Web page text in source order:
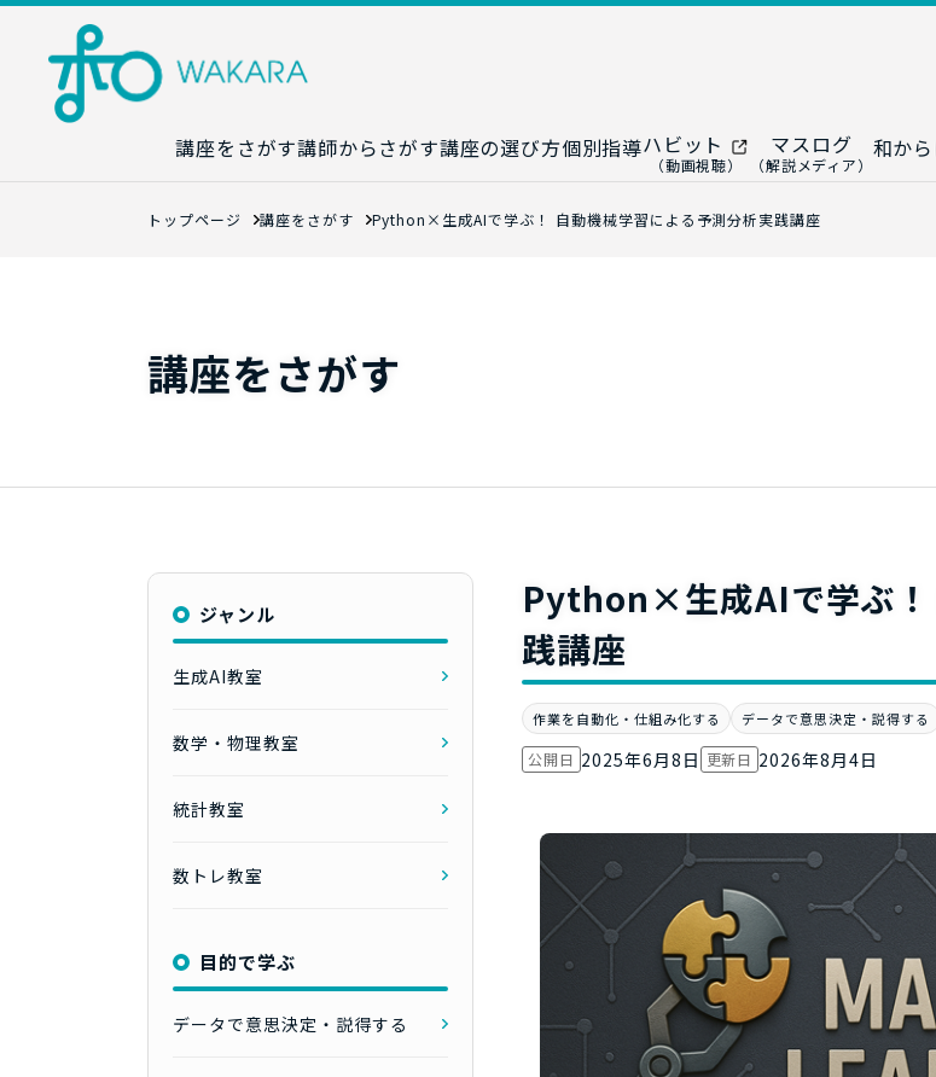
講座をさがす講師からさがす講座の選び方
講座カレンダー
個別指導
生成AI教室
ハビット
（動画視聴）
マスログ
（解説メディア）
和か
トップページ 講座をさがす Python×生成AIで学ぶ！ 自動機械学習による予測分析実践講座
講座をさがす
Python×生成AIで学ぶ！
践講座
作業を自動化・仕組み化する データで意思決定・説得する
公開日 2025年6月8日 更新日 2026年8月4日
ジャンル
生成AI教室
数学・物理教室
統計教室
数トレ教室
目的で学ぶ
データで意思決定・説得する